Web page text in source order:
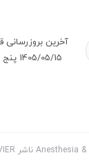
آخرین بروز‌رسانی
1405/05/15 پنج شنبه